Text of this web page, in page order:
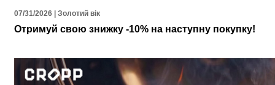
07/31/2026 | Золотий вік
Отримуй свою знижку -10% на наступну покупку!